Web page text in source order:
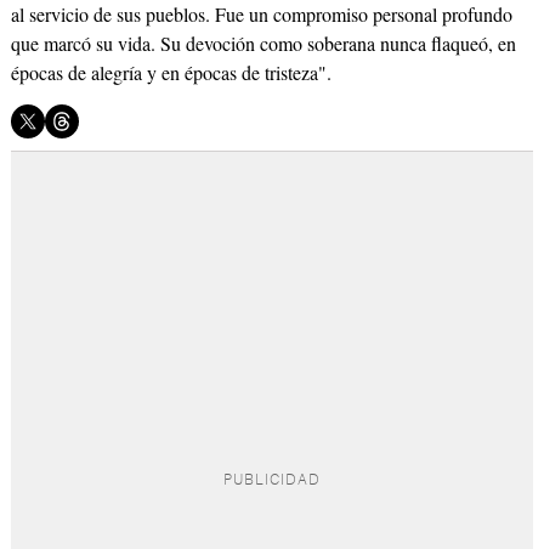
al servicio de sus pueblos. Fue un compromiso personal profundo
que marcó su vida. Su devoción como soberana nunca flaqueó, en
épocas de alegría y en épocas de tristeza".